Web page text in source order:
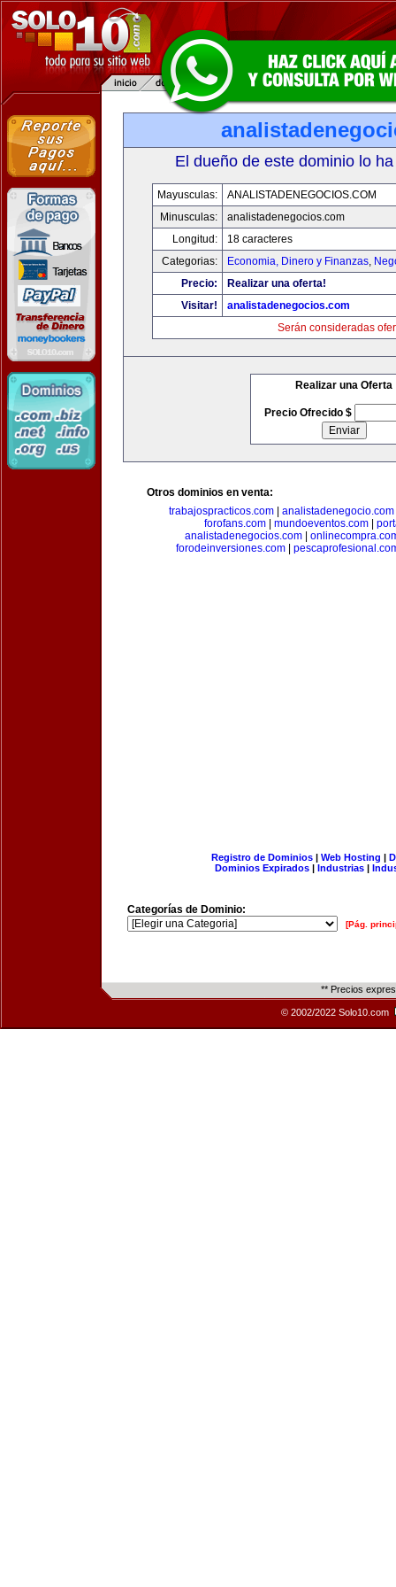
El dueño de este dominio lo
Mayusculas:
ANALISTADENEGOCIOS.COM
Minusculas:
analistadenegocios.com
Longitud:
18 caracteres
Categorias:
Economia, Dinero y Finanzas,
Precio:
Realizar una oferta!
Visitar!
analistadenegocios.com
Serán consideradas
Realizar una Oferta
Precio Ofrecido $
Otros dominios en venta:
trabajospracticos.com| analistadenegocio.com
forofans.com
mundoeventos.com
analistadenegocios.com
forodeinversiones.com
Registro de Dominios| Web Hosting |
Dominios Expirados | Industrias |
Categorías de Dominio:
[Pág.
** Precios
© 2002/2022 Solo10.com